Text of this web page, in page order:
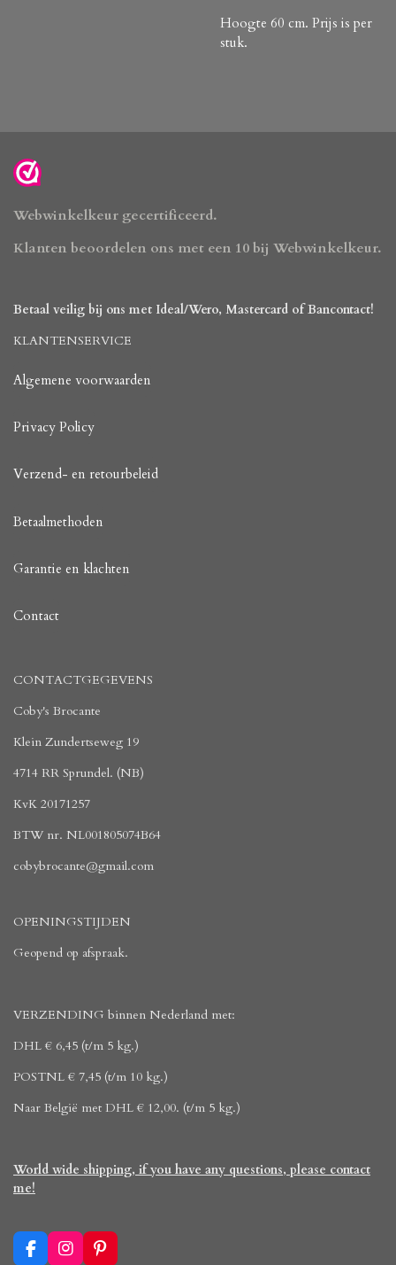
Hoogte 60 cm. Prijs is per
stuk.
Webwinkelkeur gecertificeerd.
Klanten beoordelen ons met een 10 bij Webwinkelkeur.
Betaal veilig bij ons met Ideal/Wero, Mastercard of Bancontact!
KLANTENSERVICE
Algemene voorwaarden
Privacy Policy
Verzend- en retourbeleid
Betaalmethoden
Garantie en klachten
Contact
CONTACTGEGEVENS
Coby's Brocante
Klein Zundertseweg 19
4714 RR Sprundel. (NB)
KvK 20171257
BTW nr. NL001805074B64
cobybrocante@gmail.com
OPENINGSTIJDEN
Geopend op afspraak.
VERZENDING binnen Nederland met:
DHL € 6,45 (t/m 5 kg.)
POSTNL € 7,45 (t/m 10 kg.)
Naar België met DHL € 12,00. (t/m 5 kg.)
World wide shipping, if you have any questions, please contact
me!
F
I
P